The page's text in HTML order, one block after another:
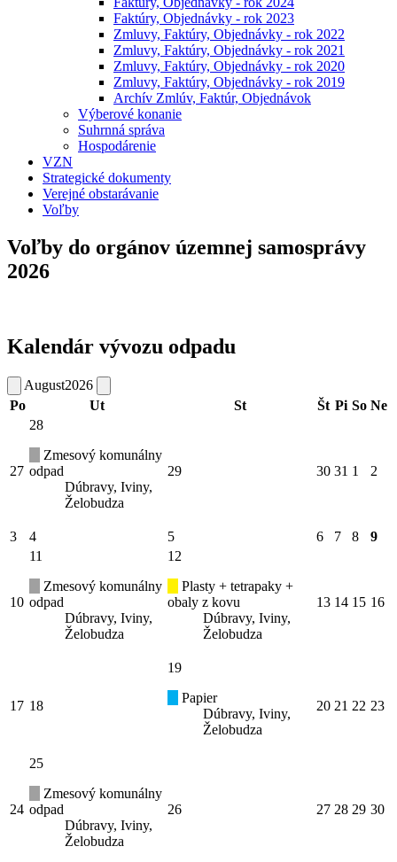
Faktúry, Objednávky - rok 2023
Zmluvy, Faktúry, Objednávky - rok 2022
Zmluvy, Faktúry, Objednávky - rok 2021
Zmluvy, Faktúry, Objednávky - rok 2020
Zmluvy, Faktúry, Objednávky - rok 2019
Archív Zmlúv, Faktúr, Objednávok
Výberové konanie
Suhrnná správa
Hospodárenie
VZN
Strategické dokumenty
Verejné obstarávanie
Voľby
Voľby do orgánov územnej samosprávy
2026
Kalendár vývozu odpadu
August2026
Po
Ut St Št Pi So Ne
27
28
Zmesový komunálny
odpad
Dúbravy, Iviny,
Želobudza
29 30 31 1 2
3 4 5 6 7 8 9
10
11
Zmesový komunálny
odpad
Dúbravy, Iviny,
Želobudza
12
Plasty + tetrapaky +
obaly z kovu
Dúbravy, Iviny,
Želobudza
13 14 15 16
17 18
19
Papier
Dúbravy, Iviny,
Želobudza
20 21 22 23
24
25
Zmesový komunálny
odpad
Dúbravy, Iviny,
Želobudza
26 27 28 29 30